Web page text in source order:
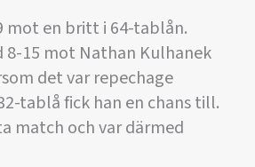
mot en britt i 64-tablån.
8-15 mot Nathan Kulhanek
det var repechage
tablå fick han en chans till.
match och var därmed